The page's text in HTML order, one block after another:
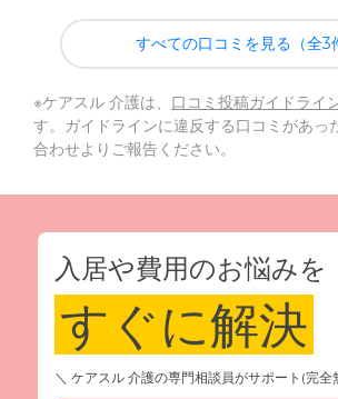
すべての口コミを見る（全3
※ケアスル 介護は、 口コミ投稿ガイドライ
す。ガイドラインに違反する口コミがあっ
合わせよりご報告ください。
入居や費用のお悩みを
すぐに解決
＼ ケアスル 介護の専門相談員がサポート(完全